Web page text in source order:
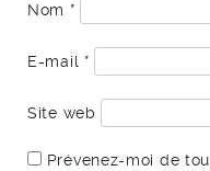
Nom *
E-mail *
Site web
Prévenez-moi de